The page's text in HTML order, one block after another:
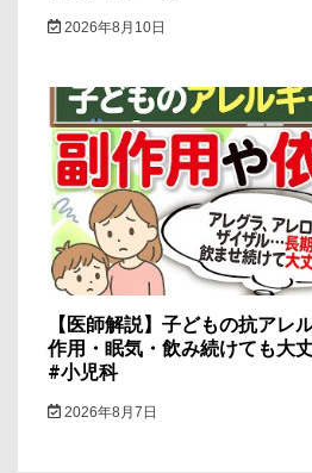
2026年8月10日
【医師解説】子どもの抗アレ
作用・眠気・飲み続けても
#小児科
2026年8月7日